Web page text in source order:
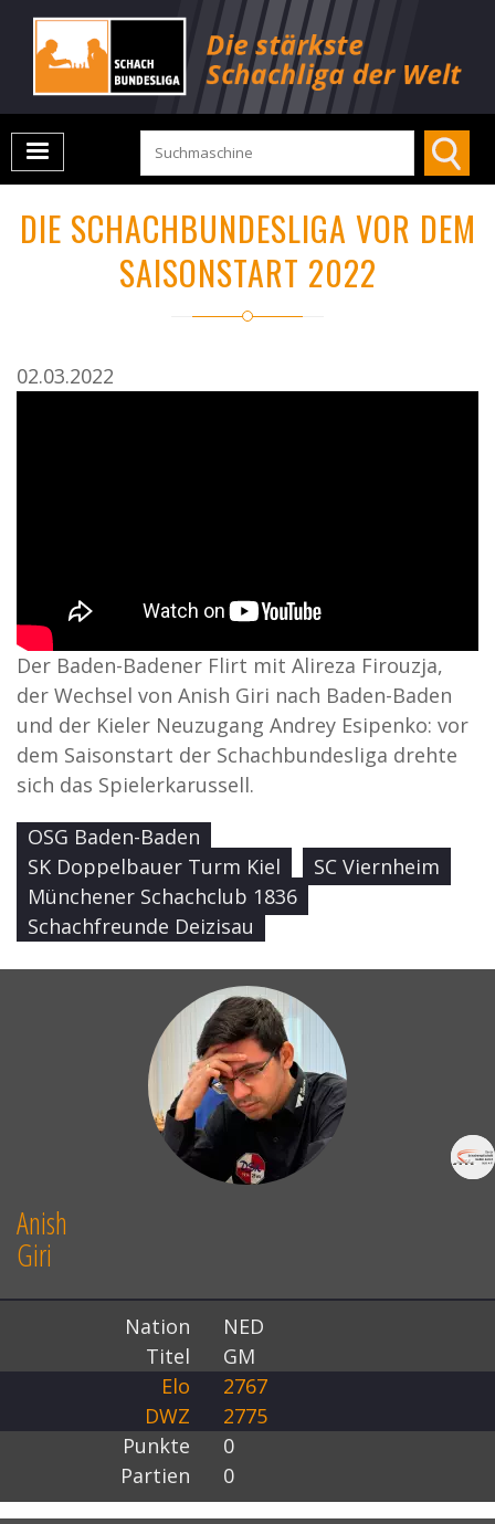
DIE SCHACHBUNDESLIGA VOR DEM
SAISONSTART 2022
02.03.2022
Der Baden-Badener Flirt mit Alireza Firouzja,
der Wechsel von Anish Giri nach Baden-Baden
und der Kieler Neuzugang Andrey Esipenko: vor
dem Saisonstart der Schachbundesliga drehte
sich das Spielerkarussell.
OSG Baden-Baden
SK Doppelbauer Turm Kiel
SC Viernheim
Münchener Schachclub 1836
Schachfreunde Deizisau
Anish
Giri
Nation
NED
Titel
GM
Elo
2767
DWZ
2775
Punkte
0
Partien
0